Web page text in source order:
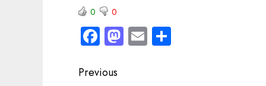
0 0
Facebook
Mastodon
Email
Post
Previous